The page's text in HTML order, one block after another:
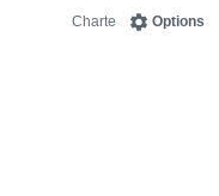
Options
Charte